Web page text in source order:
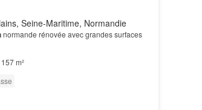
Seine-Maritime, Normandie
normande rénovée avec grandes surfaces
157 m²